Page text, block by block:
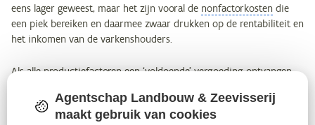
eens lager geweest, maar het zijn vooral de nonfactorkosten die
een piek bereiken en daarmee zwaar drukken op de rentabiliteit en
het inkomen van de varkenshouders.
Als alle productiefactoren een ‘voldoende’ vergoeding ontvangen,
gezinsleden, resteert hetnettobedrijfsresultaat(NBR). Het verschil
tussen het FAI en het NBR is zeer groot aangezien de vergoeding
Agentschap Landbouw & Zeevisserij
maakt gebruik van cookies